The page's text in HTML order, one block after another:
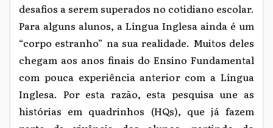
desafios a serem superados no cotidiano escolar.
Para alguns alunos, a Língua Inglesa ainda é um
“corpo estranho” na sua realidade. Muitos deles
chegam aos anos finais do Ensino Fundamental
com pouca experiência anterior com a Língua
Inglesa. Por esta razão, esta pesquisa une as
histórias em quadrinhos (HQs), que já fazem